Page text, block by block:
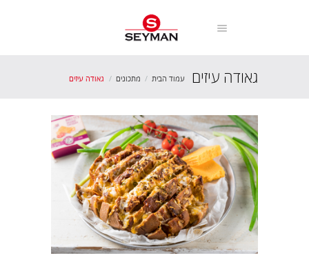
גאודה עיזים עמוד הבית מתכונים גאודה עיזים